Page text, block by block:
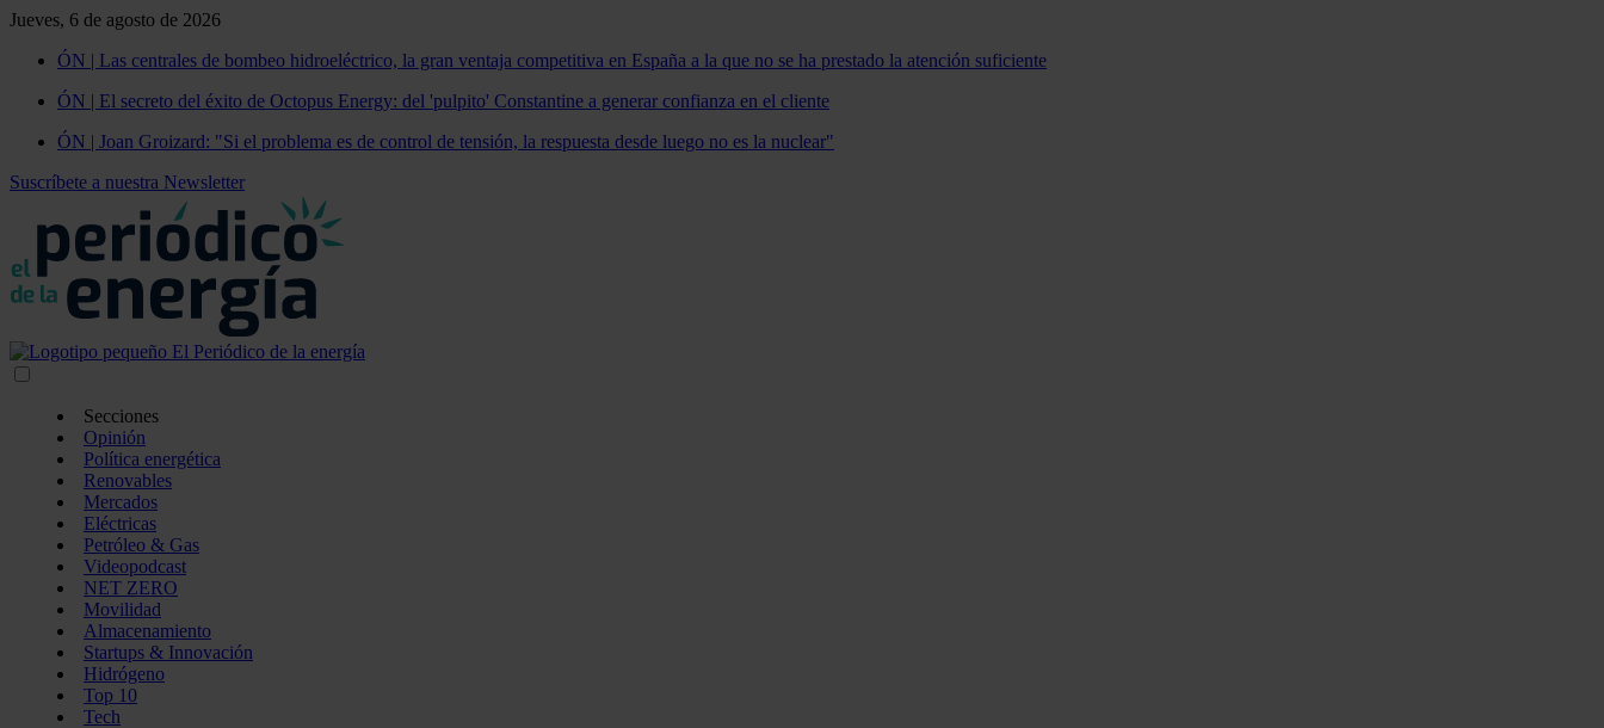
Jueves, 6 de agosto de 2026
ÓN | Las centrales de bombeo hidroeléctrico, la gran ventaja competitiva en España a la que no se ha prestado la atención suficiente
ÓN | El secreto del éxito de Octopus Energy: del 'pulpito' Constantine a generar confianza en el cliente
ÓN | Joan Groizard: "Si el problema es de control de tensión, la respuesta desde luego no es la nuclear"
Suscríbete a nuestra Newsletter
Secciones
Opinión
Política energética
Renovables
Mercados
Eléctricas
Petróleo & Gas
Videopodcast
NET ZERO
Movilidad
Almacenamiento
Startups & Innovación
Hidrógeno
Top 10
Tech